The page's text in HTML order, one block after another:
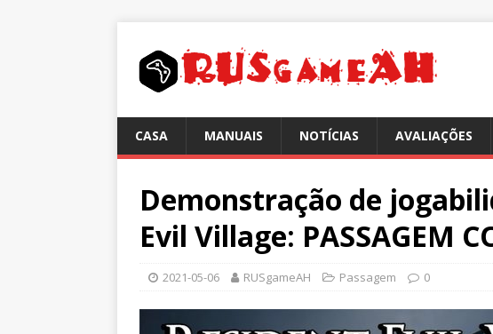
CASA MANUAIS NOTÍCIAS AVALIAÇÕES
Demonstração de
Evil Village: PASSAGEM
2021-05-06 RUSgameAH Passagem 0